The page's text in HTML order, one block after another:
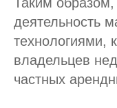
деятельность
технологиями,
владельцев
частных